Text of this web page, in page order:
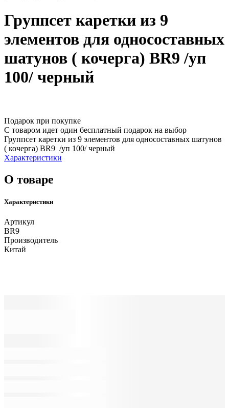
Группсет каретки из 9
элементов для односоставных
шатунов ( кочерга) BR9 /уп
100/ черный
Подарок при покупке
С товаром идет один бесплатный подарок на выбор
Группсет каретки из 9 элементов для односоставных шатунов
( кочерга) BR9 /уп 100/ черный
Характеристики
О товаре
Характеристики
Артикул
BR9
Производитель
Китай